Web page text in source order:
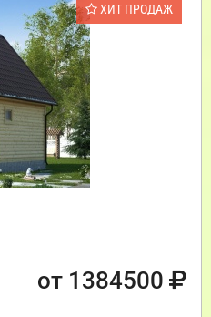
ХИТ ПРОДАЖ
от 1384500